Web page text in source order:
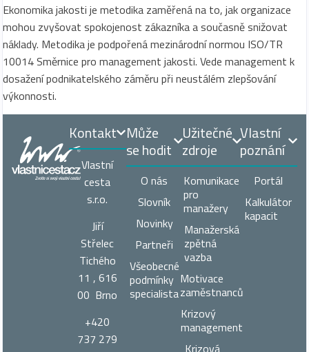
Ekonomika jakosti je metodika zaměřená na to, jak organizace
mohou zvyšovat spokojenost zákazníka a současně snižovat
náklady. Metodika je podpořená mezinárodní normou ISO/TR
10014 Směrnice pro management jakosti. Vede management k
dosažení podnikatelského záměru při neustálém zlepšování
výkonnosti.
Může
se hodit
O nás
Slovník
Novinky
Partneři
Všeobecné
podmínky
specialista
Užitečné
zdroje
Komunikace
pro
manažery
Manažerská
zpětná
vazba
Motivace
zaměstnanců
Krizový
management
Krizová
Vlastní
poznání
Portál
Kalkulátor
kapacit
Kontakt
Vlastní
cesta
s.r.o.
Jiří
Střelec
Tichého
11 , 616
00 Brno
+420
737 279